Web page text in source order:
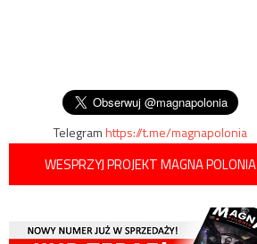
Telegramhttps://t.me/magnapolonia
WESPRZYJ PROJEKT MAGNA POLONIA